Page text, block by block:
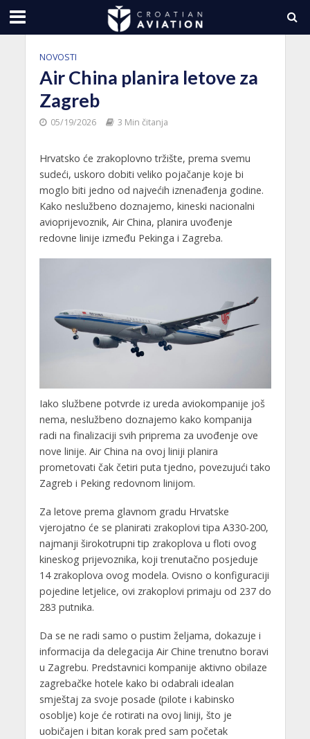
NOVOSTI
Air China planira letove za
Zagreb
05/19/2026 3 Min čitanja
Hrvatsko će zrakoplovno tržište, prema svemu
sudeći, uskoro dobiti veliko pojačanje koje bi
moglo biti jedno od najvećih iznenađenja godine.
Kako neslužbeno doznajemo, kineski nacionalni
avioprijevoznik, Air China, planira uvođenje
redovne linije između Pekinga i Zagreba.
Iako službene potvrde iz ureda aviokompanije još
nema, neslužbeno doznajemo kako kompanija
radi na finalizaciji svih priprema za uvođenje ove
nove linije. Air China na ovoj liniji planira
prometovati čak četiri puta tjedno, povezujući tako
Zagreb i Peking redovnom linijom.
Za letove prema glavnom gradu Hrvatske
vjerojatno će se planirati zrakoplovi tipa A330-200,
najmanji širokotrupni tip zrakoplova u floti ovog
kineskog prijevoznika, koji trenutačno posjeduje
14 zrakoplova ovog modela. Ovisno o konfiguraciji
pojedine letjelice, ovi zrakoplovi primaju od 237 do
283 putnika.
Da se ne radi samo o pustim željama, dokazuje i
informacija da delegacija Air Chine trenutno boravi
u Zagrebu. Predstavnici kompanije aktivno obilaze
zagrebačke hotele kako bi odabrali idealan
smještaj za svoje posade (pilote i kabinsko
osoblje) koje će rotirati na ovoj liniji, što je
uobičajen i bitan korak pred sam početak